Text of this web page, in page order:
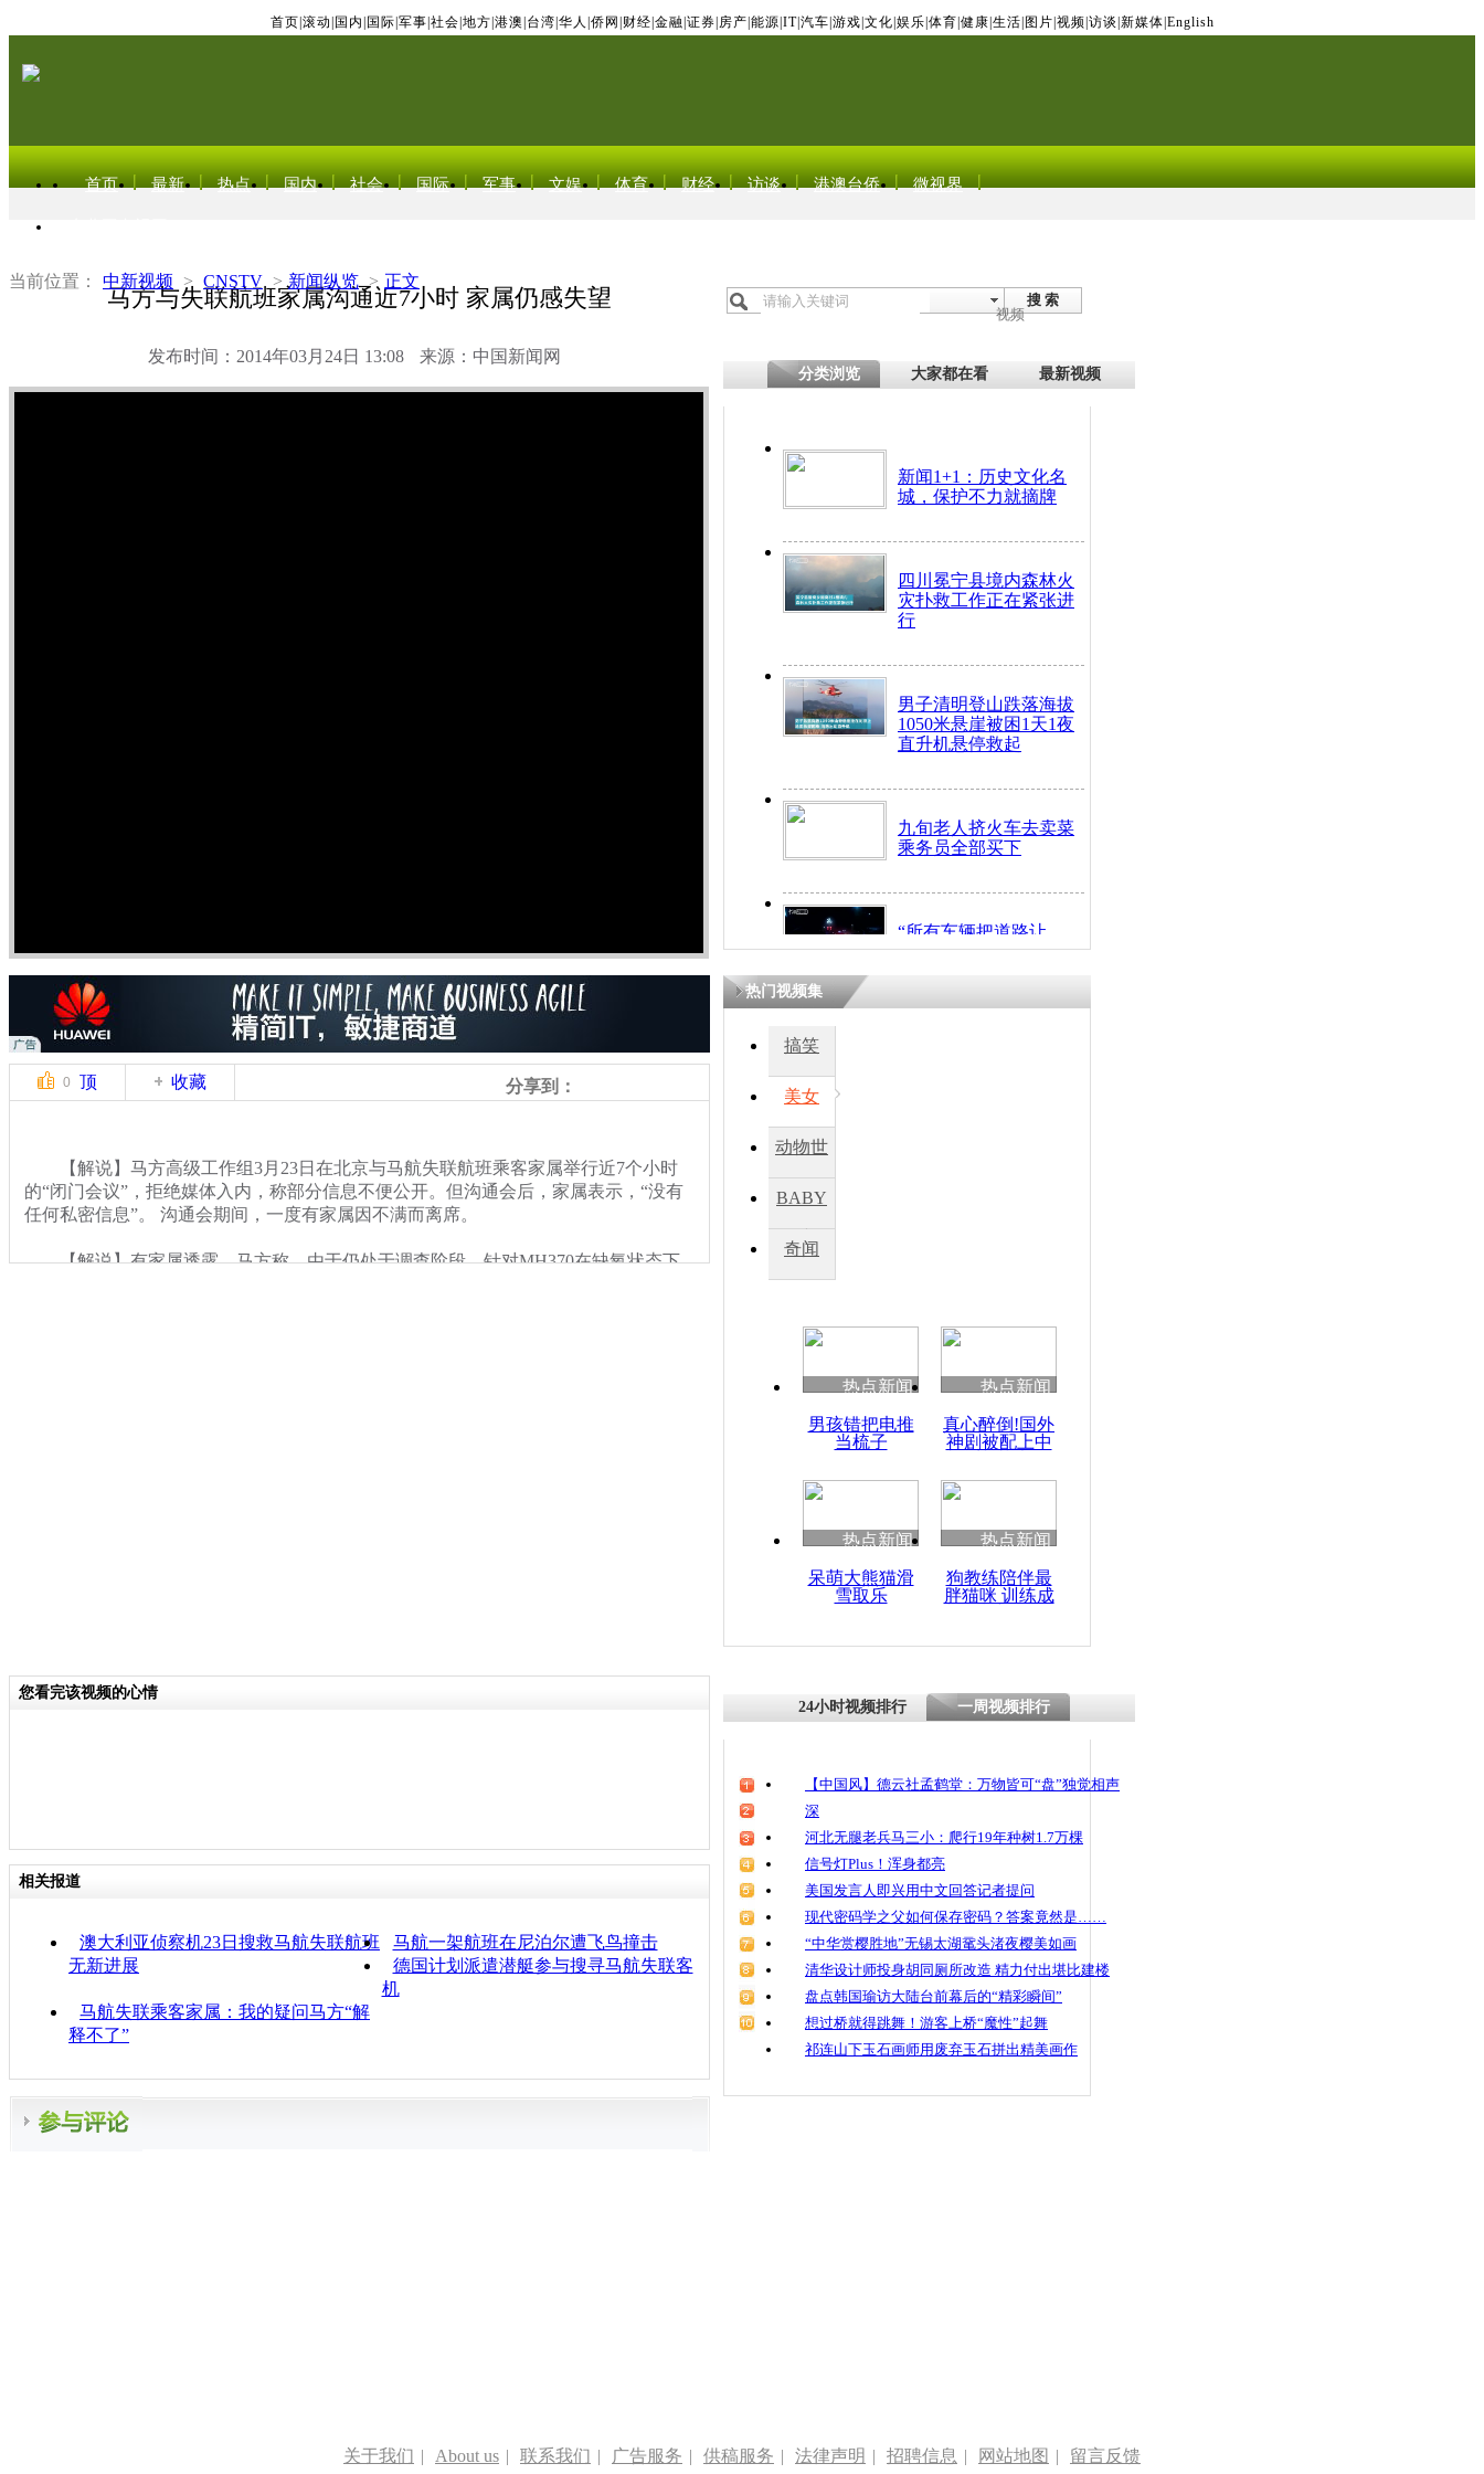
首页 滚动 国内 国际 军事 社会 地方 港澳 台湾 华人 侨网 财经 金融 证券 房产 能源 IT| 汽车 游戏 文化 娱乐 体育 健康 生活 图片 视频 访谈 新媒体 English
首页 最新 热点 国内 社会 国际 军事 文娱 体育 财经 访谈 港澳台侨 微视界
当前位置： 中新视频 > CNSTV > 新闻纵览 > 正文
马方与失联航班家属沟通近7小时 家属仍感失望
发布时间：2014年03月24日 13:08 来源：中国新闻网
搜 索
视频
分类浏览 大家都在看 最新视频
新闻1+1：历史文化名
城，保护不力就摘牌
四川冕宁县境内森林火
灾扑救工作正在紧张进
行
男子清明登山跌落海拔
1050米悬崖被困1天1夜
直升机悬停救起
九旬老人挤火车去卖菜
乘务员全部买下
“所有车辆把道路让
开！”儿童突发疾病交
因
度苗族花山节
魂
0 顶 收藏 分享到：
【解说】马方高级工作组3月23日在北京与马航失联航班乘客家属举行近7个小时
的“闭门会议”，拒绝媒体入内，称部分信息不便公开。但沟通会后，家属表示，“没有
任何私密信息”。 沟通会期间，一度有家属因不满而离席。
【解说】有家属透露，马方称，由于仍处于调查阶段，针对MH370在缺氧状态下
热门视频集
搞笑
美女
动物世
BABY
秀
奇闻
热点新闻
男孩错把电推
当梳子
热点新闻
真心醉倒!国外
神剧被配上中
热点新闻
呆萌大熊猫滑
雪取乐
热点新闻
狗教练陪伴最
胖猫咪 训练成
您看完该视频的心情
相关报道
澳大利亚侦察机23日搜救马航失联航班
无新进展
马航一架航班在尼泊尔遭飞鸟撞击
德国计划派遣潜艇参与搜寻马航失联客
机
马航失联乘客家属：我的疑问马方“解
释不了”
24小时视频排行 一周视频排行
【中国风】德云社孟鹤堂：万物皆可“盘”独觉相声
深
河北无腿老兵马三小：爬行19年种树1.7万棵
信号灯Plus！浑身都亮
美国发言人即兴用中文回答记者提问
现代密码学之父如何保存密码？答案竟然是……
“中华赏樱胜地”无锡太湖鼋头渚夜樱美如画
清华设计师投身胡同厕所改造 精力付出堪比建楼
盘点韩国瑜访大陆台前幕后的“精彩瞬间”
想过桥就得跳舞！游客上桥“魔性”起舞
祁连山下玉石画师用废弃玉石拼出精美画作
关于我们 | About us | 联系我们 | 广告服务 | 供稿服务 | 法律声明 | 招聘信息 | 网站地图 | 留言反馈